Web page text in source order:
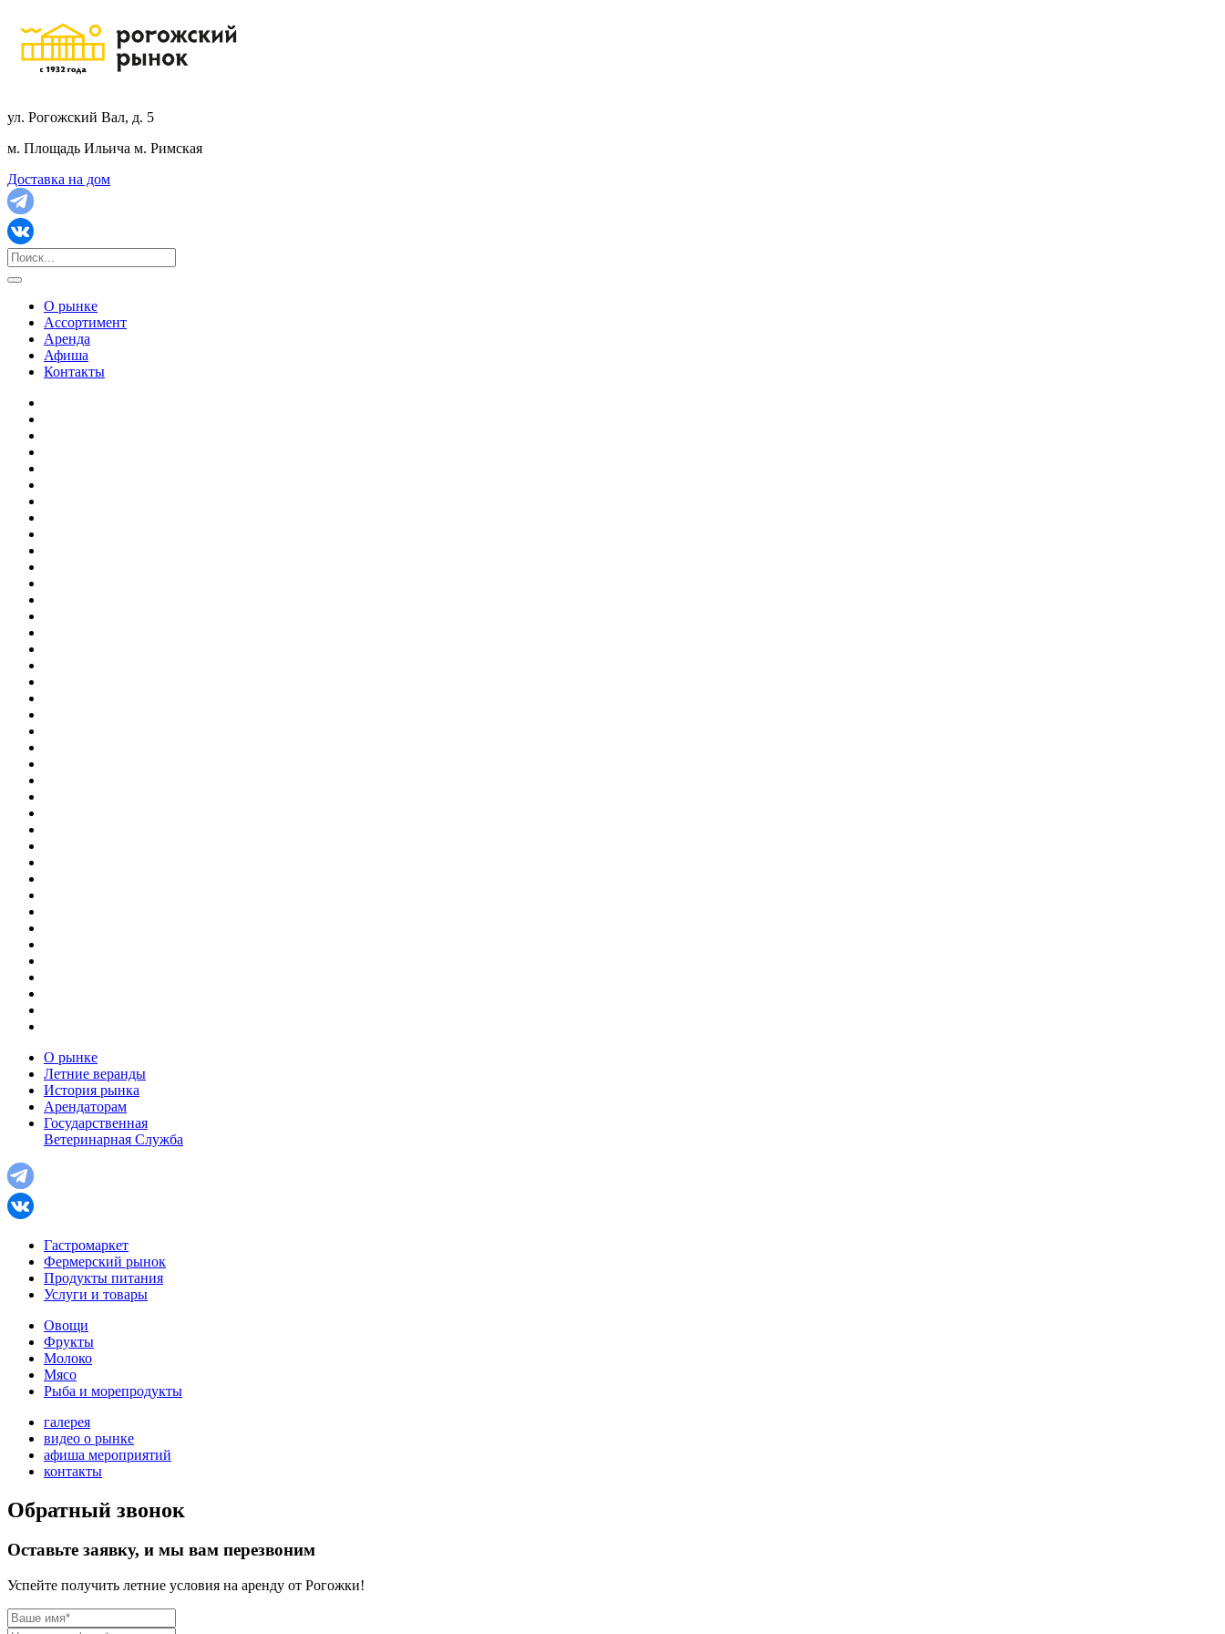
ул. Рогожский Вал, д. 5
м. Площадь Ильича м. Римская
Доставка на дом
О рынке
Ассортимент
Аренда
Афиша
Контакты
О рынке
Летние веранды
История рынка
Арендаторам
Государственная
Ветеринарная Служба
Гастромаркет
Фермерский рынок
Продукты питания
Услуги и товары
Овощи
Фрукты
Молоко
Мясо
Рыба и морепродукты
галерея
видео о рынке
афиша мероприятий
контакты
Обратный звонок
Оставьте заявку, и мы вам перезвоним
Успейте получить летние условия на аренду от Рогожки!